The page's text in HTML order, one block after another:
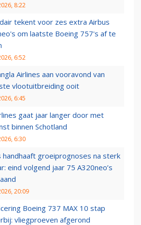
8:22
tekent voor zes extra Airbus
om laatste Boeing 757's af te
6:52
Airlines aan vooravond van
vlootuitbreiding ooit
6:45
gaat jaar langer door met
binnen Schotland
6:30
handhaaft groeiprognoses na sterk
eind volgend jaar 75 A320neo’s
20:09
Boeing 737 MAX 10 stap
vliegproeven afgerond